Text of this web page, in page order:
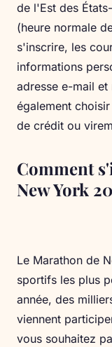
de l'Est des
(heure normale
s'inscrire, les
informations
adresse e-mail
également
de crédit ou
Comment
New York
Le Marathon de
sportifs les plus
année, des
viennent
vous souhaitez